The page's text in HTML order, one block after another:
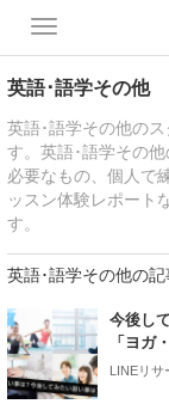
T
o
g
g
l
e
n
a
g
t
i
o
n
英語･語学その他
英語･語学その他の
す。英語･語学その
必要なもの、個人で
ッスン体験レポート
す。
英語･語学その他の
今後し
「ヨガ
リサー
LINEリサ
後（も